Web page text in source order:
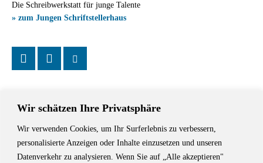
Wir schätzen Ihre Privatsphäre
Wir verwenden Cookies, um Ihr Surferlebnis zu verbessern,
personalisierte Anzeigen oder Inhalte einzusetzen und unseren
Datenverkehr zu analysieren. Wenn Sie auf „Alle akzeptieren"
Die Schreibwerkstatt für junge Talente
» zum Jungen Schriftstellerhaus
Das Schriftstellerhaus ist ein beliebter Treffpunkt für Autorinnen und
Autoren aus Stuttgart und der Region sowie ein Veranstaltungsort für